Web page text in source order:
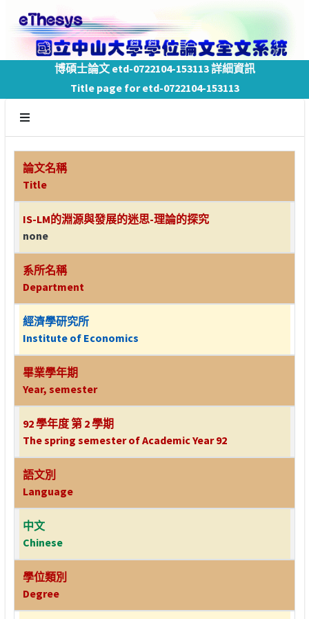
博碩士論文 etd-0722104-153113 詳細資訊
Title page for etd-0722104-153113
論文名稱
Title
IS-LM的淵源與發展的迷思-理論的探究
none
系所名稱
Department
經濟學研究所
Institute of Economics
畢業學年期
Year, semester
92 學年度 第 2 學期
The spring semester of Academic Year 92
語文別
Language
中文
Chinese
學位類別
Degree